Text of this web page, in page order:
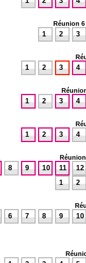
Réunion 6
3
2
1
4
3
2
1
4
3
2
1
4
3
2
1
Réunion
12
11
10
9
8
2
1
10
9
8
7
6